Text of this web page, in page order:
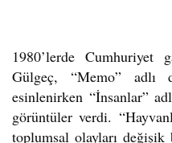
1980’lerde Cumhuriyet
Gülgeç, “Memo” adlı
esinlenirken “İnsanlar”
görüntüler verdi.
toplumsal olayları değişik